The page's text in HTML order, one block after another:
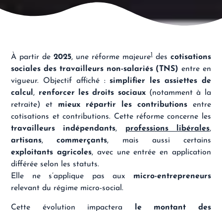
À partir de2025, une réforme majeure1des cotisations
sociales des travailleurs non-salariés (TNS) entre en
vigueur. Objectif affiché :simplifier les assiettes de
calcul, renforcer les droits sociaux(notamment à la
retraite) et mieux répartir les contributionsentre
cotisations et contributions. Cette réforme concerne les
travailleurs indépendants, professions libérales,
artisans,commerçants, mais aussi certains
exploitants agricoles, avec une entrée en application
différée selon les statuts.
Elle ne s’applique pas aux micro-entrepreneurs
relevant du régime micro-social.
Cette évolution impactera
le montant des